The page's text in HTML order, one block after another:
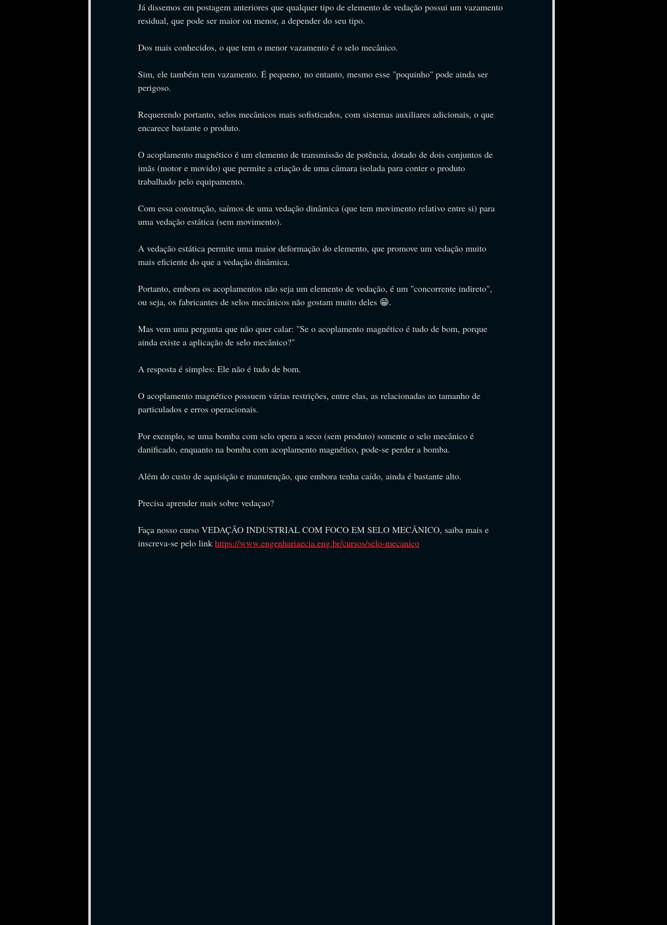
Já dissemos em postagem anteriores que qualquer tipo de elemento de vedação possui um vazamento
residual, que pode ser maior ou menor, a depender do seu tipo.
Dos mais conhecidos, o que tem o menor vazamento é o selo mecânico.
Sim, ele também tem vazamento. É pequeno, no entanto, mesmo esse "poquinho" pode ainda ser
perigoso.
Requerendo portanto, selos mecânicos mais sofisticados, com sistemas auxiliares adicionais, o que
encarece bastante o produto.
O acoplamento magnético é um elemento de transmissão de potência, dotado de dois conjuntos de
imãs (motor e movido) que permite a criação de uma câmara isolada para conter o produto
trabalhado pelo equipamento.
Com essa construção, saímos de uma vedação dinâmica (que tem movimento relativo entre si) para
uma vedação estática (sem movimento).
A vedação estática permite uma maior deformação do elemento, que promove um vedação muito
mais eficiente do que a vedação dinâmica.
Portanto, embora os acoplamentos não seja um elemento de vedação, é um "concorrente indireto",
ou seja, os fabricantes de selos mecânicos não gostam muito deles 😁.
Mas vem uma pergunta que não quer calar: "Se o acoplamento magnético é tudo de bom, porque
ainda existe a aplicação de selo mecânico?"
A resposta é simples: Ele não é tudo de bom.
O acoplamento magnético possuem várias restrições, entre elas, as relacionadas ao tamanho de
particulados e erros operacionais.
Por exemplo, se uma bomba com selo opera a seco (sem produto) somente o selo mecânico é
danificado, enquanto na bomba com acoplamento magnético, pode-se perder a bomba.
Além do custo de aquisição e manutenção, que embora tenha caído, ainda é bastante alto.
Precisa aprender mais sobre vedaçao?
Faça nosso curso VEDAÇÃO INDUSTRIAL COM FOCO EM SELO MECÂNICO, saiba mais e
inscreva-se pelo link https://www.engenhariaecia.eng.br/cursos/selo-mecanico